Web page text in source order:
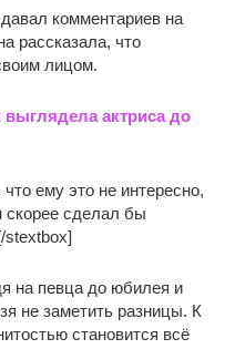
комментариев на
рассказала, что
лицом.
актриса до
ему это не интересно,
скорее сделал бы
на певца до юбилея и
не заметить разницы. К
становится всё